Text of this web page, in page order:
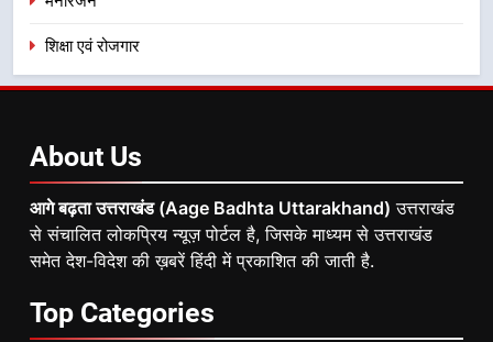
शिक्षा एवं रोजगार
About Us
आगे बढ़ता उत्तराखंड (Aage Badhta Uttarakhand) उत्तराखंड
से संचालित लोकप्रिय न्यूज़ पोर्टल है, जिसके माध्यम से उत्तराखंड
समेत देश-विदेश की ख़बरें हिंदी में प्रकाशित की जाती है.
Top Categories